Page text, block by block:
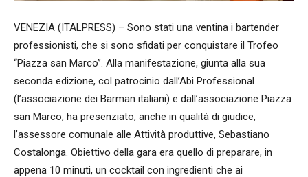
VENEZIA (ITALPRESS) – Sono stati una ventina i bartender
professionisti, che si sono sfidati per conquistare il Trofeo
“Piazza san Marco”. Alla manifestazione, giunta alla sua
seconda edizione, col patrocinio dall’Abi Professional
(l’associazione dei Barman italiani) e dall’associazione Piazza
san Marco, ha presenziato, anche in qualità di giudice,
l’assessore comunale alle Attività produttive, Sebastiano
Costalonga. Obiettivo della gara era quello di preparare, in
appena 10 minuti, un cocktail con ingredienti che ai